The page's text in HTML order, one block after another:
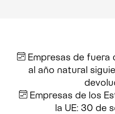
Empresas de fuera
al año natural
Empresas de los
la UE: 30 de